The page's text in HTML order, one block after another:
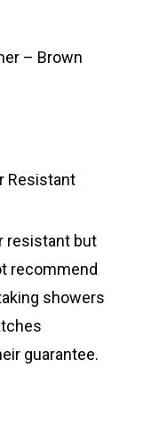
– Brown
Resistant
resistant but
recommend
showers
guarantee.